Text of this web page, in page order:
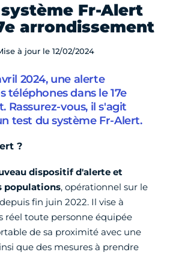
Fr-Alert
arrondissement
à jour le 12/02/2024
2024, une alerte
téléphones dans le 17e
Rassurez-vous, il s'agit
test du système Fr-Alert.
?
dispositif d'alerte et
populations, opérationnel sur le
fin juin 2022. Il vise à
réel toute personne équipée
de sa proximité avec une
que des mesures à prendre